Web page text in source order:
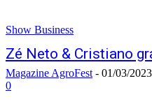
Show Business
Zé Neto & Cristiano
Magazine AgroFest - 01/03/2023
0